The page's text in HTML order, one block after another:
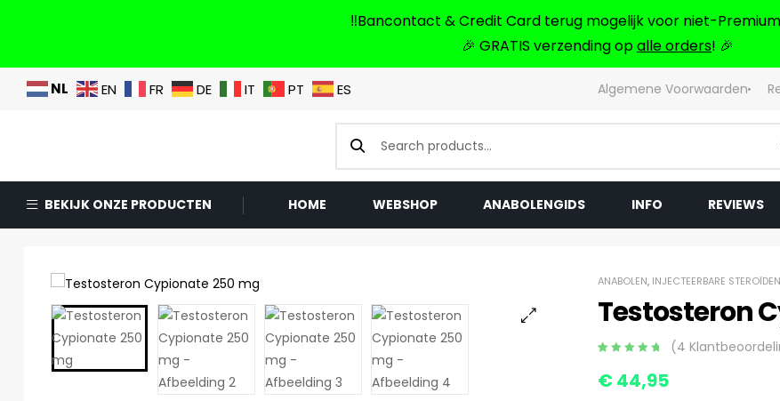
‼️Bancontact & Credit Card terug mogelijk voor niet-
🎉 GRATIS verzending opalle orders! 🎉
NL EN FR DE IT PT ES Algemene Voorwaarden
BEKIJK ONZE PRODUCTEN HOME WEBSHOP ANABOLENGIDS INFO REVIEWS
ANABOLEN, INJECTEERBARE STEROÏDEN
Testosteron
5.00
op 5
gebaseerd op
(4
€ 44,95